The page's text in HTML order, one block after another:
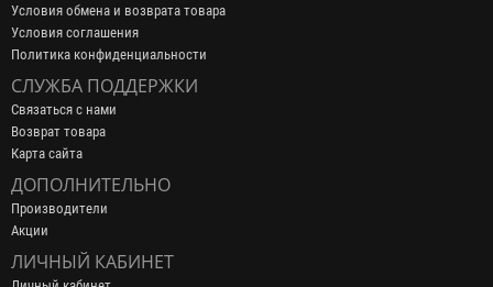
Условия обмена и возврата товара
Условия соглашения
Политика конфиденциальности
СЛУЖБА ПОДДЕРЖКИ
Связаться с нами
Возврат товара
Карта сайта
ДОПОЛНИТЕЛЬНО
Производители
Акции
ЛИЧНЫЙ КАБИНЕТ